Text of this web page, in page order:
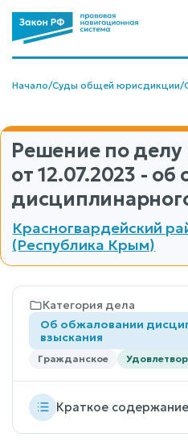
Начало/Суды общей юрисдикции/
Решение по делу
от 12.07.2023 -
Красногвардейский
(Республика Крым)
Категория дела
Об обжаловании
взыскания
Гражданское
Краткое